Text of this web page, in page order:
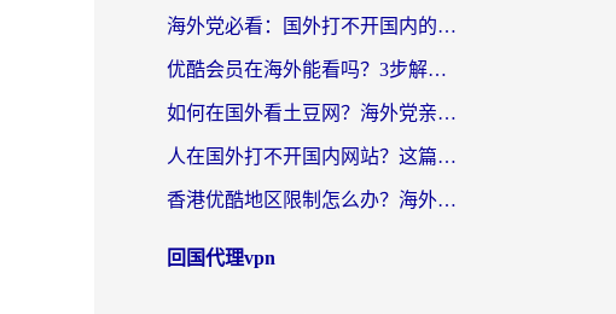
海外党必看：国外打不开国内的app怎么办？3步解决你的乡愁
优酷会员在海外能看吗？3步解决海外追剧难题，附实测好用加速器推荐
如何在国外看土豆网？海外党亲测有效的追剧加速器选择指南
人在国外打不开国内网站？这篇攻略帮你无缝解锁国内资源（附交管12123使用技巧）
香港优酷地区限制怎么办？海外党亲测有效的追剧解决方案
回国代理vpn